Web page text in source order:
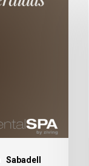
Sabadell